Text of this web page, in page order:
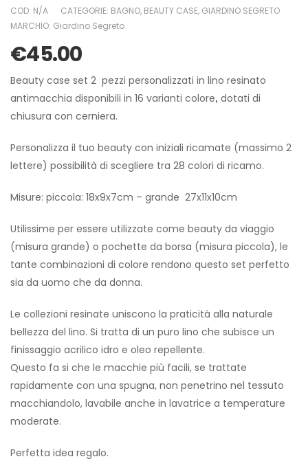
COD: N/A CATEGORIE: BAGNO, BEAUTY CASE, GIARDINO SEGRETO
MARCHIO: Giardino Segreto
€45.00
Beauty case set 2 pezzi personalizzati in lino resinato
antimacchia disponibili in 16 varianti colore, dotati di
chiusura con cerniera.
Personalizza il tuo beauty con iniziali ricamate (massimo 2
lettere) possibilità di scegliere tra 28 colori di ricamo.
Misure: piccola: 18x9x7cm – grande 27x11x10cm
Utilissime per essere utilizzate come beauty da viaggio
(misura grande) o pochette da borsa (misura piccola), le
tante combinazioni di colore rendono questo set perfetto
sia da uomo che da donna.
Le collezioni resinate uniscono la praticità alla naturale
bellezza del lino. Si tratta di un puro lino che subisce un
finissaggio acrilico idro e oleo repellente.
Questo fa si che le macchie più facili, se trattate
rapidamente con una spugna, non penetrino nel tessuto
macchiandolo, lavabile anche in lavatrice a temperature
moderate.
Perfetta idea regalo.